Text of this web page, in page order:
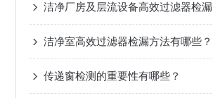
洁净室高效过滤器检漏方法有哪些？
传递窗检测的重要性有哪些？